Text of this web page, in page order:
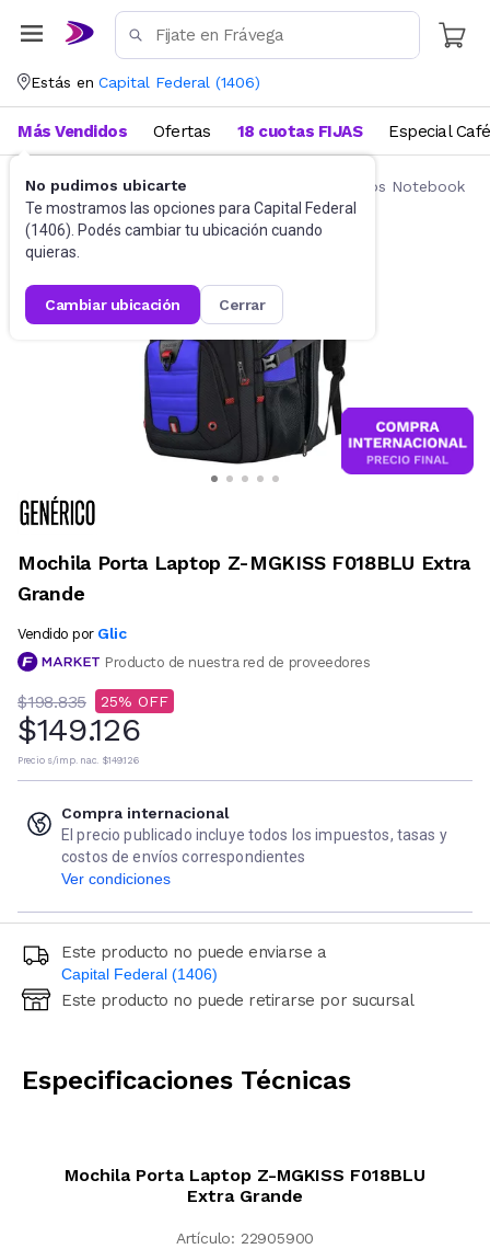
Estás en Capital Federal (1406)
No pudimos ubicarte
Te mostramos las opciones para Capital Federal
(1406). Podés cambiar tu ubicación cuando
quieras.
cambiar ubicación cerrar
Más Vendidos Ofertas 18 cuotas FIJAS Especial Café
Accesorios de Informática Mochilas y Bolsos Notebook
Mochila Porta Laptop Z-MGKISS F018BLU Extra
Grande
Vendido por Glic
Producto de nuestra red de proveedores
$198.835 25
$149.126
Precio s/imp. nac. $149.126
Compra internacional
El precio publicado incluye todos los impuestos, tasas y
costos de envíos correspondientes
Ver condiciones
Este producto no puede enviarse a
Capital Federal (1406)
Ingresá código postal (sólo números)
Este producto no puede retirarse por sucursal
Especificaciones Técnicas
Mochila Porta Laptop Z-MGKISS F018BLU
Extra Grande
Artículo: 22905900